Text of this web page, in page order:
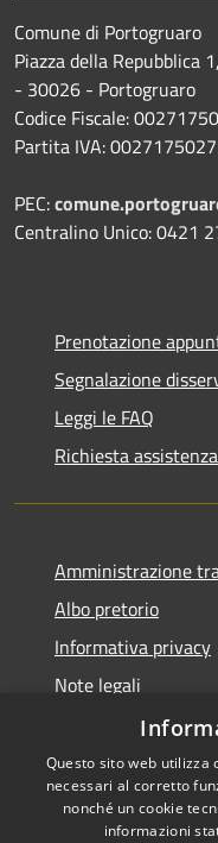
Comune di Portogruaro
Piazza della Repubblica
- 30026 - Portogruaro
Codice Fiscale:
Partita IVA:
PEC:
Centralino Unico: 0421
Prenotazione
Segnalazione
Leggi le FAQ
Richiesta assistenza
Amministrazione
Albo pretorio
Informativa privacy
Note legali
Dichiarazione di
Questo sito web
necessari al corretto
nonché un cookie
informazioni